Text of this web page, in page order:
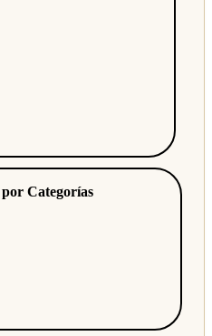
Categorías